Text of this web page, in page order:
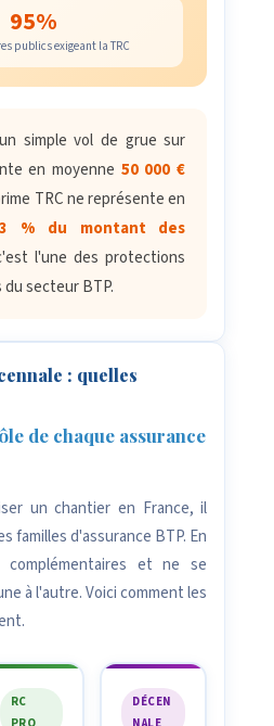
95%
publics exigeant la TRC
un simple vol de grue sur
en moyenne 50 000 €
TRC ne représente en
% du montant des
l'une des protections
secteur BTP.
: quelles
de chaque assurance
un chantier en France, il
familles d'assurance BTP. En
et ne se
à l'autre. Voici comment les
RC
DÉCEN